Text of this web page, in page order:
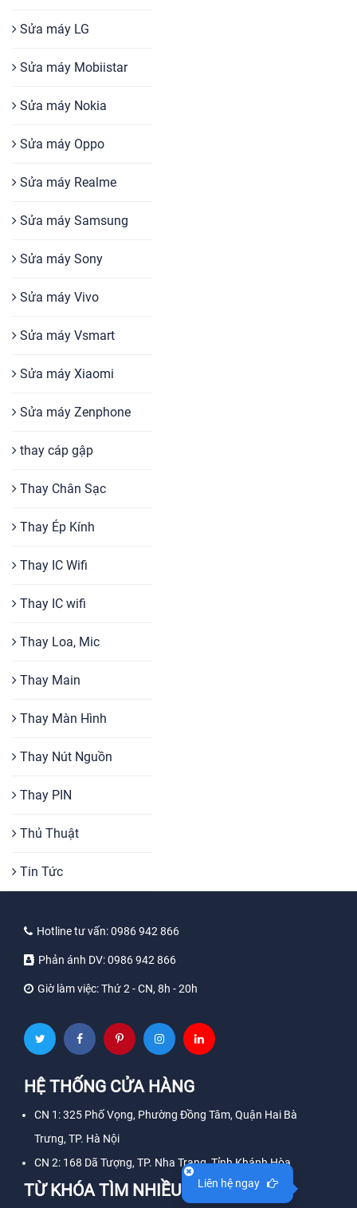
Sửa máy LG
Sửa máy Mobiistar
Sửa máy Nokia
Sửa máy Oppo
Sửa máy Realme
Sửa máy Samsung
Sửa máy Sony
Sửa máy Vivo
Sửa máy Vsmart
Sửa máy Xiaomi
Sửa máy Zenphone
thay cáp gập
Thay Chân Sạc
Thay Ép Kính
Thay IC Wifi
Thay IC wifi
Thay Loa, Mic
Thay Main
Thay Màn Hình
Thay Nút Nguồn
Thay PIN
Thủ Thuật
Tin Tức
Hotline tư vấn:0986 942 866
Phản ánh DV:0986 942 866
Giờ làm việc:Thứ 2 - CN, 8h - 20h
HỆ THỐNG CỬA HÀNG
CN 1: 325 Phố Vọng, Phường Đồng Tâm, Quận Hai Bà
Trưng, TP. Hà Nội
CN 2: 168 Dã Tượng, TP. Nha Trang, Tỉnh Khánh Hòa
TỪ KHÓA TÌM NHIỀU Liên hệ ngay